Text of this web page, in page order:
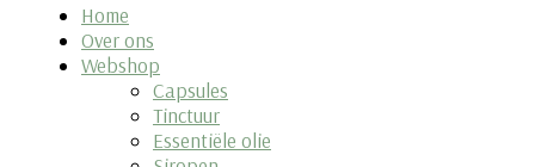
Home
Over ons
Webshop
Capsules
Tinctuur
Essentiële olie